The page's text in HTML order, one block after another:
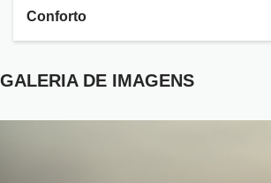
Conforto
GALERIA DE IMAGENS